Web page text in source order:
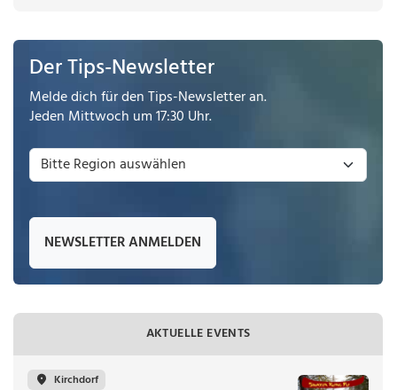
Der Tips-Newsletter
Melde dich für den Tips-Newsletter an.
Jeden Mittwoch um 17:30 Uhr.
NEWSLETTER ANMELDEN
AKTUELLE EVENTS
Kirchdorf